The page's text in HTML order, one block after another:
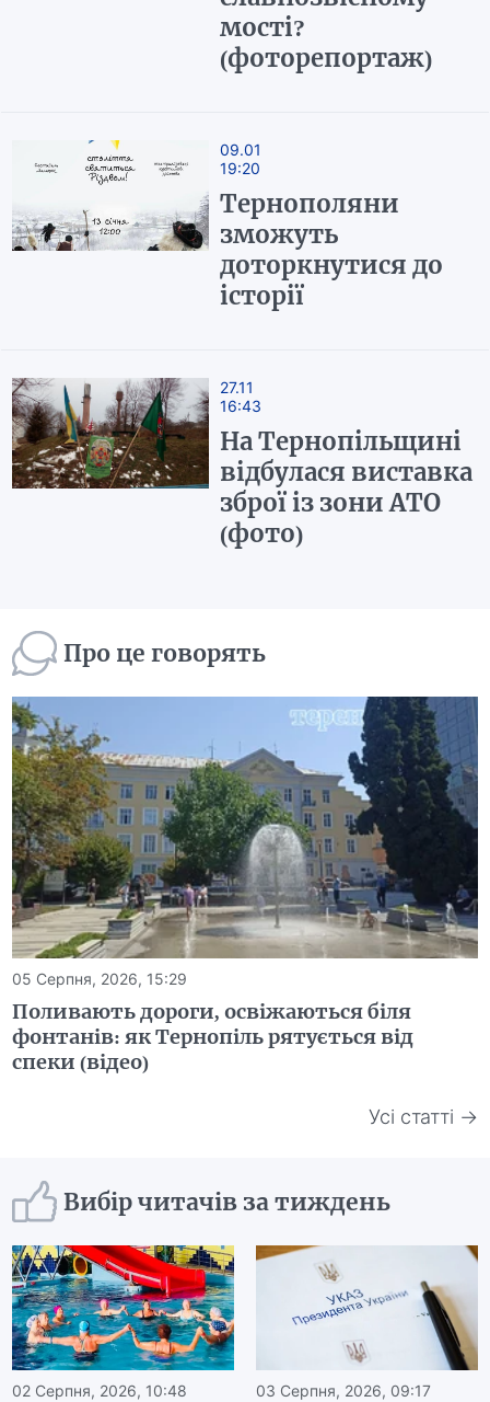
мості?
(фоторепортаж)
09.01
19:20
Тернополяни
зможуть
доторкнутися до
історії
27.11
16:43
На Тернопільщині
відбулася виставка
зброї із зони АТО
(фото)
Про це говорять
05 Серпня, 2026, 15:29
Поливають дороги, освіжаються біля
фонтанів: як Тернопіль рятується від
спеки (відео)
Усі статті →
Вибір читачів за тиждень
02 Серпня, 2026, 10:48 03 Серпня, 2026, 09:17